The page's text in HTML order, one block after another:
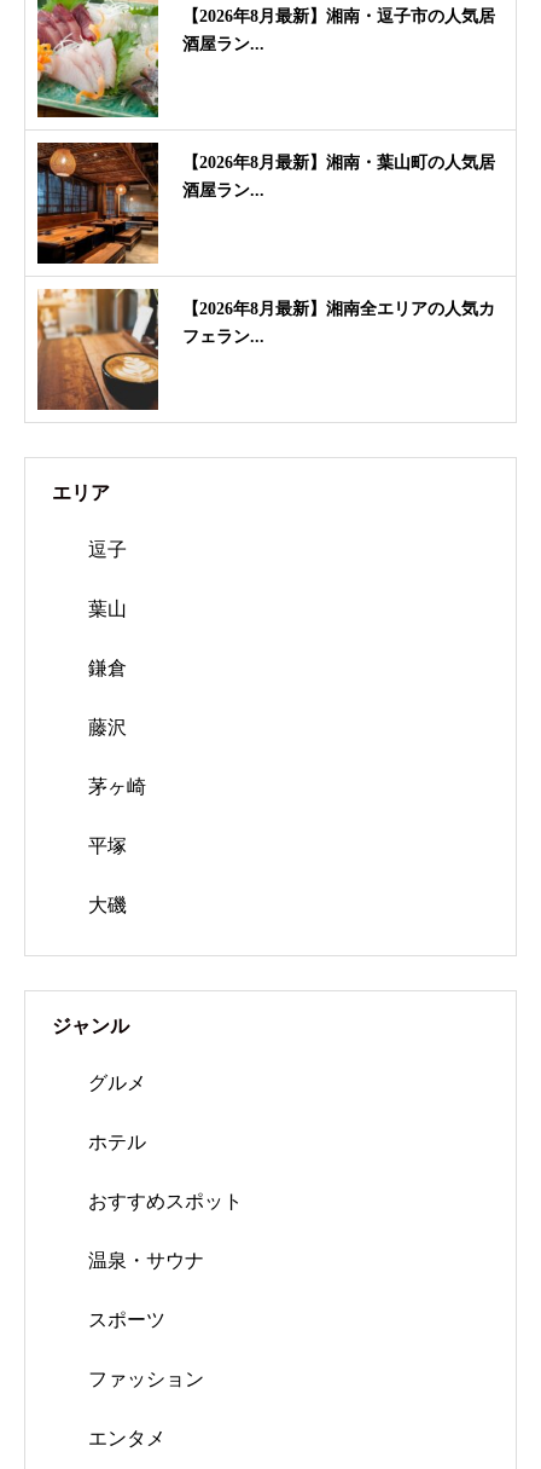
【2026年8月最新】湘南・逗子市の人気居
酒屋ラン...
【2026年8月最新】湘南・葉山町の人気居
酒屋ラン...
【2026年8月最新】湘南全エリアの人気カ
フェラン...
エリア
逗子
葉山
鎌倉
藤沢
茅ヶ崎
平塚
大磯
ジャンル
グルメ
ホテル
おすすめスポット
温泉・サウナ
スポーツ
ファッション
エンタメ